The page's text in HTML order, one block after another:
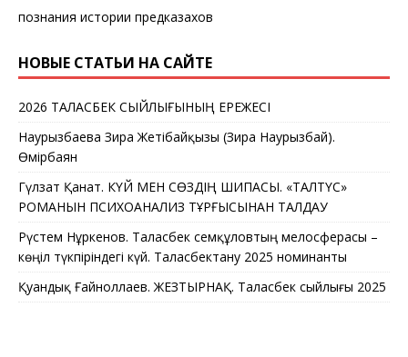
познания истории предказахов
НОВЫЕ СТАТЬИ НА САЙТЕ
2026 ТАЛАСБЕК СЫЙЛЫҒЫНЫҢ ЕРЕЖЕСІ
Наурызбаева Зира Жетібайқызы (Зира Наурызбай).
Өмірбаян
Гүлзат Қанат. КҮЙ МЕН СӨЗДІҢ ШИПАСЫ. «ТАЛТҮС»
РОМАНЫН ПСИХОАНАЛИЗ ТҰРҒЫСЫНАН ТАЛДАУ
Рүстем Нұркенов. Таласбек Әсемқұловтың мелосферасы –
көңіл түкпіріндегі күй. Таласбектану 2025 номинанты
Қуандық Ғайноллаев. ЖЕЗТЫРНАҚ. Таласбек сыйлығы 2025